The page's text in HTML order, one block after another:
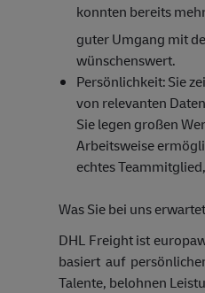
konnten bereits
guter Umgang mit
wünschenswert.
Persönlichkeit:Sie
von relevanten
Sie legen großen
Arbeitsweise
echtes
Was Sie bei uns
DHL Freight ist
basiert auf
Talente, belohnen